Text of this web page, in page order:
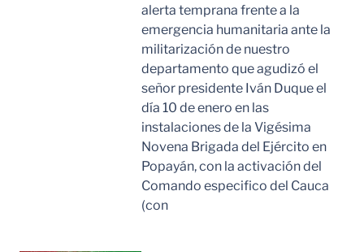
alerta temprana frente a la
emergencia humanitaria ante la
militarización de nuestro
departamento que agudizó el
señor presidente Iván Duque el
día 10 de enero en las
instalaciones de la Vigésima
Novena Brigada del Ejército en
Popayán, con la activación del
Comando especifico del Cauca
(con